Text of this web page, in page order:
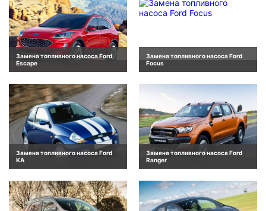
Замена топливного насоса Ford
Escape
Замена топливного насоса Ford
Focus
Замена топливного насоса Ford
KA
Замена топливного насоса Ford
Ranger